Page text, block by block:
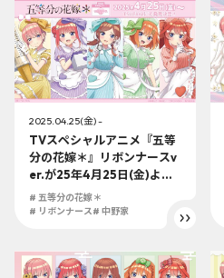
2025.04.25(金) -
TVスペシャルアニメ『五等
分の花嫁＊』リボンナースv
er.が25年4月25日(金)より
TSUTAYAにて発売決
定！！！新作描き下ろしグ
# 五等分の花嫁＊
# リボンナース# 中野家